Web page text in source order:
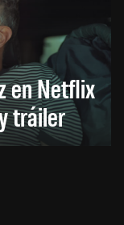
en Netflix
tráiler